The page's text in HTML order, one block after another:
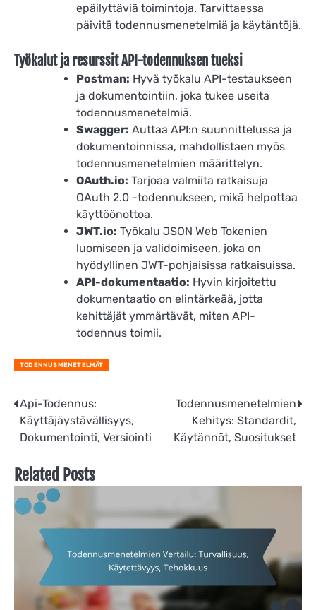
epäilyttäviä toimintoja. Tarvittaessa
päivitä todennusmenetelmiä ja käytäntöjä.
Työkalut ja resurssit API-todennuksen tueksi
Postman: Hyvä työkalu API-testaukseen
ja dokumentointiin, joka tukee useita
todennusmenetelmiä.
Swagger: Auttaa API:n suunnittelussa ja
dokumentoinnissa, mahdollistaen myös
todennusmenetelmien määrittelyn.
OAuth.io: Tarjoaa valmiita ratkaisuja
OAuth 2.0 -todennukseen, mikä helpottaa
käyttöönottoa.
JWT.io: Työkalu JSON Web Tokenien
luomiseen ja validoimiseen, joka on
hyödyllinen JWT-pohjaisissa ratkaisuissa.
API-dokumentaatio: Hyvin kirjoitettu
dokumentaatio on elintärkeää, jotta
kehittäjät ymmärtävät, miten API-
todennus toimii.
TODENNUSMENETELMÄT
Post
navigation
Api-Todennus:
Käyttäjäystävällisyys,
Dokumentointi, Versiointi
Todennusmenetelmien
Kehitys: Standardit,
Käytännöt, Suositukset
Related Posts